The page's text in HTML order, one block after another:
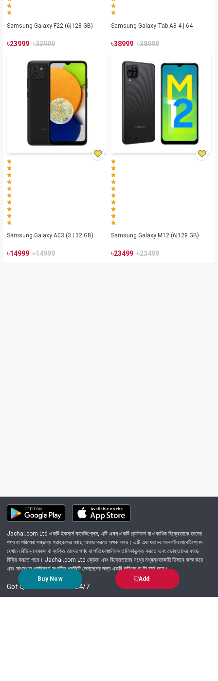
Buy Now Add
Samsung Galaxy F22 (6|128 GB)
৳23999 ৳23999
Samsung Galaxy Tab A8 4 | 64
৳38999 ৳38999
Samsung Galaxy A03 (3 | 32 GB)
৳14999 ৳14999
Samsung Galaxy M12 (6|128 GB)
৳23499 ৳23499
Jachai.com Ltd একটি ইকমার্স মার্কেটপ্লেস, এটি এমন একটি প্ল্যাটফর্ম যা একাধিক বিক্রেতাকে তাদের
পণ্য বা পরিষেবা সম্ভাব্য গ্রাহকদের কাছে অফার করতে সক্ষম করে। এটি এক ধরনের অনলাইন মার্কেটপ্লেস
যেখানে বিভিন্ন ব্যবসা বা ব্যক্তি তাদের পণ্য বা পরিষেবাগুলিকে তালিকাভুক্ত করতে এবং ভোক্তাদের কাছে
বিক্রি করতে পারে। Jachai.com Ltd ক্রেতা এবং বিক্রেতাদের মধ্যে মধ্যস্থতাকারী হিসাবে কাজ করে
এবং সাধারণত প্ল্যাটফর্মে সংঘটিত প্রতিটি লেনদেনের জন্য একটি কমিশন বা ফি চার্জ করে।
Got Question? Call us 24/7